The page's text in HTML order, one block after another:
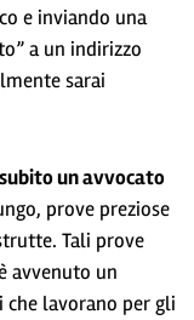
e inviando una
a un indirizzo
sarai
un avvocato
prove preziose
Tali prove
avvenuto un
che lavorano per gli